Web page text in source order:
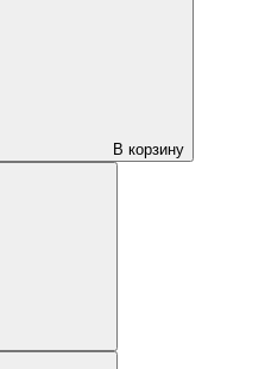
В корзину